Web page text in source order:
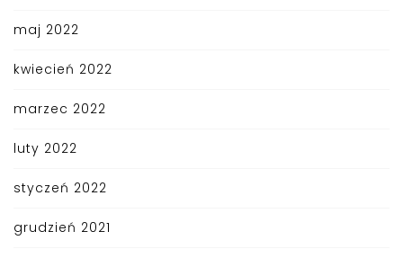
maj 2022
kwiecień 2022
marzec 2022
luty 2022
styczeń 2022
grudzień 2021